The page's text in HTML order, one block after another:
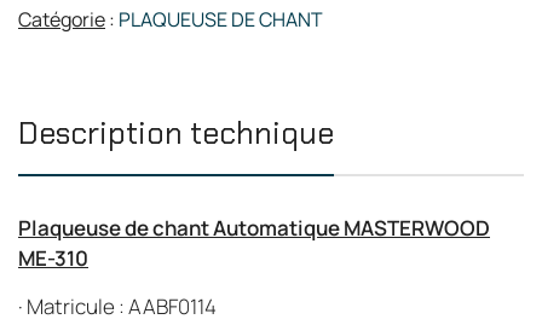
Catégorie: PLAQUEUSE DE CHANT
Description technique
Plaqueuse de chant Automatique MASTERWOOD
ME-310
· Matricule : AABF0114